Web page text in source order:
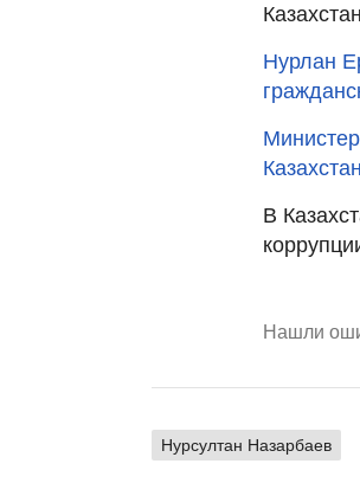
Нурлан
В
Нашли
Нурсултан Назарбаев